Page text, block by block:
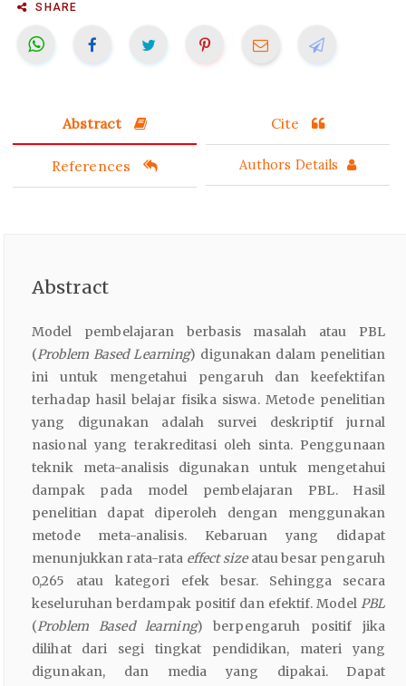
SHARE
Abstract Cite
References Authors Details
Abstract
Model pembelajaran berbasis masalah atau PBL
(Problem Based Learning) digunakan dalam penelitian
ini untuk mengetahui pengaruh dan keefektifan
terhadap hasil belajar fisika siswa. Metode penelitian
yang digunakan adalah survei deskriptif jurnal
nasional yang terakreditasi oleh sinta. Penggunaan
teknik meta-analisis digunakan untuk mengetahui
dampak pada model pembelajaran PBL. Hasil
penelitian dapat diperoleh dengan menggunakan
metode meta-analisis. Kebaruan yang didapat
menunjukkan rata-rata effect sizeatau besar pengaruh
0,265 atau kategori efek besar. Sehingga secara
keseluruhan berdampak positif dan efektif. Model PBL
(Problem Based learning) berpengaruh positif jika
dilihat dari segi tingkat pendidikan, materi yang
digunakan, dan media yang dipakai. Dapat